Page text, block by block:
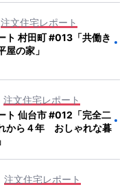
注文住宅レポート
ト 村田町 #013「共働き
屋の家」
注文住宅レポート
ト 仙台市 #012「完全二
から４年 おしゃれな暮
注文住宅レポート